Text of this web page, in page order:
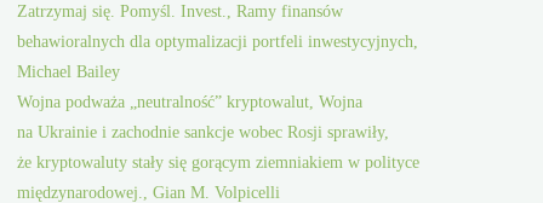
Zatrzymaj się. Pomyśl. Invest., Ramy finansów
behawioralnych dla optymalizacji portfeli inwestycyjnych,
Michael Bailey
Wojna podważa „neutralność” kryptowalut, Wojna
na Ukrainie i zachodnie sankcje wobec Rosji sprawiły,
że kryptowaluty stały się gorącym ziemniakiem w polityce
międzynarodowej., Gian M. Volpicelli